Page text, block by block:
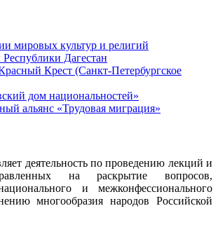
мировых культур и религий
Дагестан
Крест (Санкт-Петербургское
дом национальностей»
альянс «Трудовая миграция»
деятельность по проведению лекций и
на раскрытие вопросов,
и межконфессионального
многообразия народов Российской